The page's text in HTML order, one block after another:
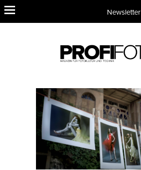
Newsletter